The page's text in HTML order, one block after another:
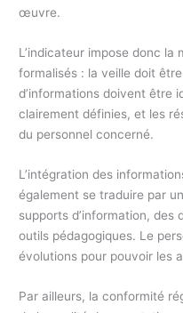
œuvre.
L’indicateur impose donc la
formalisés : la veille doit
d’informations doivent être
clairement définies, et les
du personnel concerné.
L’intégration des
également se traduire par
supports d’information,
outils pédagogiques. Le
évolutions pour pouvoir les
Par ailleurs, la conformité